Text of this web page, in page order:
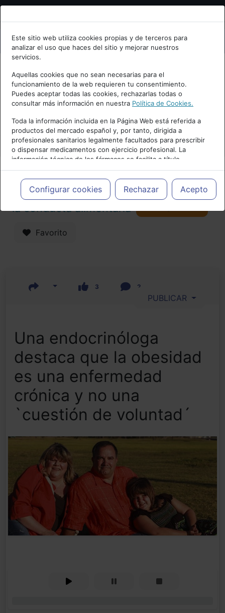
Bienvenid@ a psiquiatria.com
Escribe tu Email
Accede o regístrate con tu email.
Cancelar
Este sitio web utiliza cookies propias y de terceros para
analizar el uso que haces del sitio y mejorar nuestros
servicios.
Aquellas cookies que no sean necesarias para el
funcionamiento de la web requieren tu consentimiento.
Puedes aceptar todas las cookies, rechazarlas todas o
consultar más información en nuestra Política de Cookies.
Toda la información incluida en la Página Web está referida a
productos del mercado español y, por tanto, dirigida a
profesionales sanitarios legalmente facultados para prescribir
o dispensar medicamentos con ejercicio profesional. La
información técnica de los fármacos se facilita a título
meramente informativo, siendo responsabilidad de los
profesionales facultados prescribir medicamentos y decidir, en
cada caso concreto, el tratamiento más adecuado a las
necesidades del paciente.
Configurar cookies Rechazar Acepto
Actualidad y Artículos|Trastornos de
la conducta alimentaria
Favorito
3 2
PUBLICAR
Una endocrinóloga
destaca que la obesidad
es una enfermedad
crónica y no una
`cuestión de voluntad´